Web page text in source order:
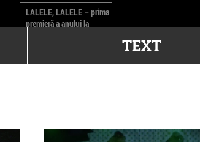
LALELE, LALELE – prima
premieră a anului la
poloneze la București
TEXT